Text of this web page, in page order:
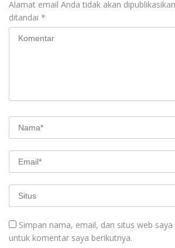
Alamat email Anda tidak akan
ditandai *
Simpan nama, email, dan situs web
untuk komentar saya berikutnya.